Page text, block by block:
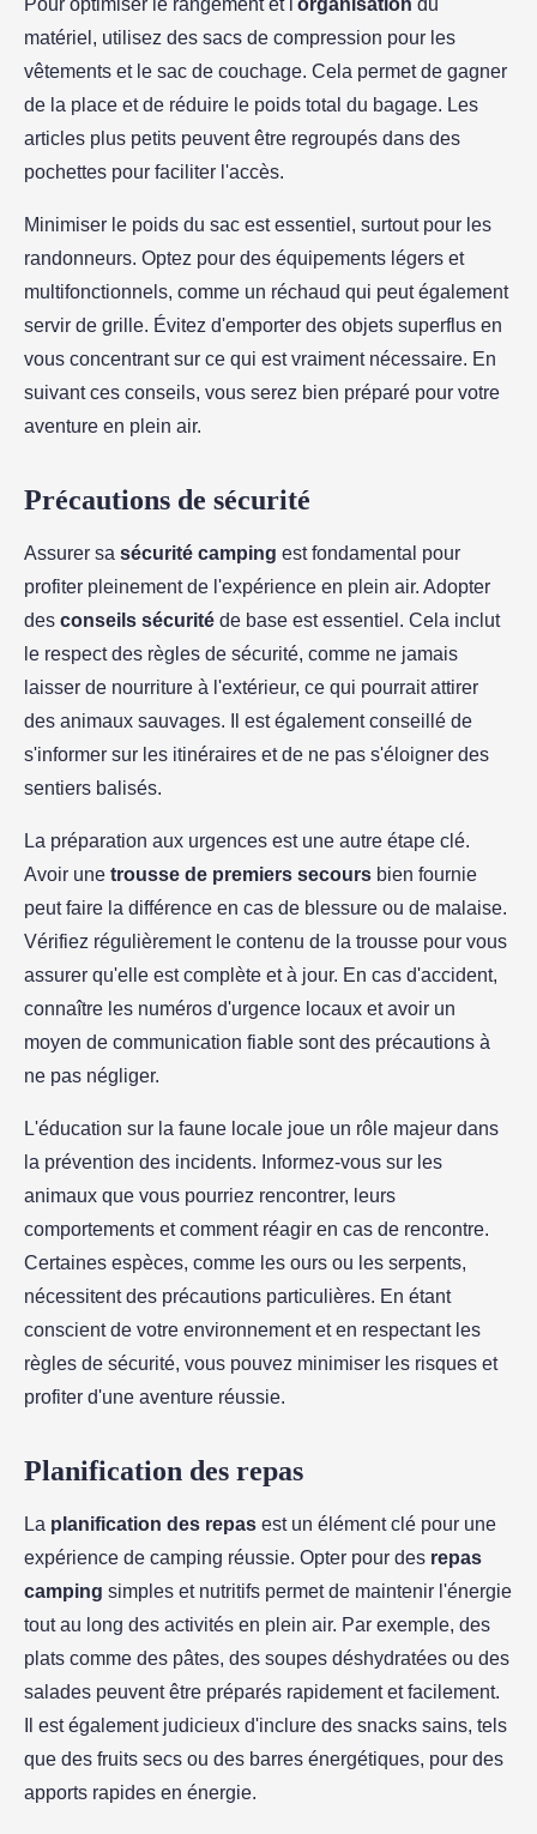
Pour optimiser le rangement et l' organisation du
matériel, utilisez des sacs de compression pour les
vêtements et le sac de couchage. Cela permet de gagner
de la place et de réduire le poids total du bagage. Les
articles plus petits peuvent être regroupés dans des
pochettes pour faciliter l'accès.
Minimiser le poids du sac est essentiel, surtout pour les
randonneurs. Optez pour des équipements légers et
multifonctionnels, comme un réchaud qui peut également
servir de grille. Évitez d'emporter des objets superflus en
vous concentrant sur ce qui est vraiment nécessaire. En
suivant ces conseils, vous serez bien préparé pour votre
aventure en plein air.
Précautions de sécurité
Assurer sa sécurité camping est fondamental pour
profiter pleinement de l'expérience en plein air. Adopter
des conseils sécurité de base est essentiel. Cela inclut
le respect des règles de sécurité, comme ne jamais
laisser de nourriture à l'extérieur, ce qui pourrait attirer
des animaux sauvages. Il est également conseillé de
s'informer sur les itinéraires et de ne pas s'éloigner des
sentiers balisés.
La préparation aux urgences est une autre étape clé.
Avoir une trousse de premiers secours bien fournie
peut faire la différence en cas de blessure ou de malaise.
Vérifiez régulièrement le contenu de la trousse pour vous
assurer qu'elle est complète et à jour. En cas d'accident,
connaître les numéros d'urgence locaux et avoir un
moyen de communication fiable sont des précautions à
ne pas négliger.
L'éducation sur la faune locale joue un rôle majeur dans
la prévention des incidents. Informez-vous sur les
animaux que vous pourriez rencontrer, leurs
comportements et comment réagir en cas de rencontre.
Certaines espèces, comme les ours ou les serpents,
nécessitent des précautions particulières. En étant
conscient de votre environnement et en respectant les
règles de sécurité, vous pouvez minimiser les risques et
profiter d'une aventure réussie.
Planification des repas
La planification des repas est un élément clé pour une
expérience de camping réussie. Opter pour des repas
camping simples et nutritifs permet de maintenir l'énergie
tout au long des activités en plein air. Par exemple, des
plats comme des pâtes, des soupes déshydratées ou des
salades peuvent être préparés rapidement et facilement.
Il est également judicieux d'inclure des snacks sains, tels
que des fruits secs ou des barres énergétiques, pour des
apports rapides en énergie.